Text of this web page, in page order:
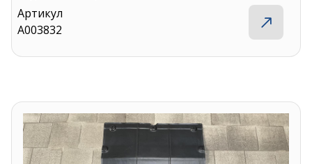
Артикул
A003832